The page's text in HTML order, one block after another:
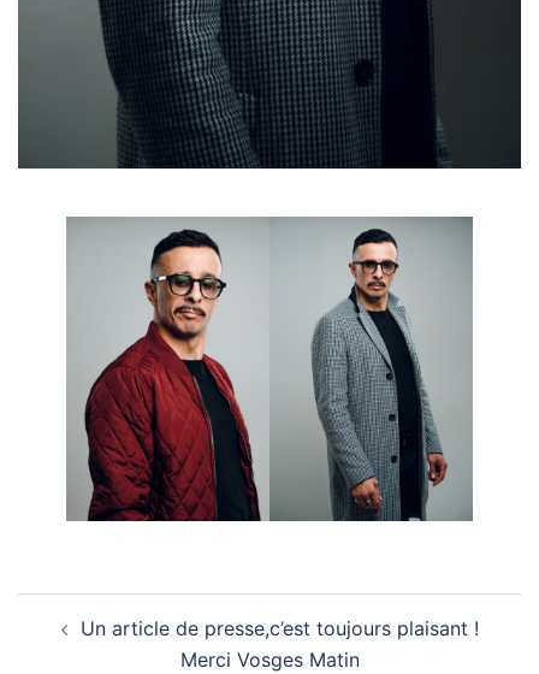
d’articleUn article de presse,c’est toujours plaisant !
Merci Vosges Matin